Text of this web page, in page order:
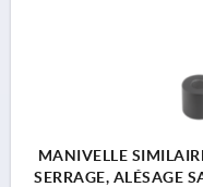
MANIVELLE
SERRAGE, ALÉSAGE